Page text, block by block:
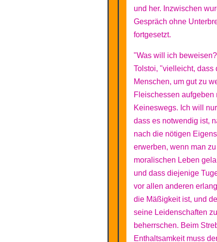
und her. Inzwischen
Gespräch ohne
fortgesetzt.
"Was will ich
Tolstoi, "vielleicht, dass
Menschen, um gut zu
Fleischessen aufgeben
Keineswegs. Ich will
dass es notwendig ist,
nach die nötigen
erwerben, wenn man
moralischen Leben
und dass diejenige
vor allen anderen
die Mäßigkeit ist, und
seine Leidenschaften zu
beherrschen. Beim
Enthaltsamkeit muss